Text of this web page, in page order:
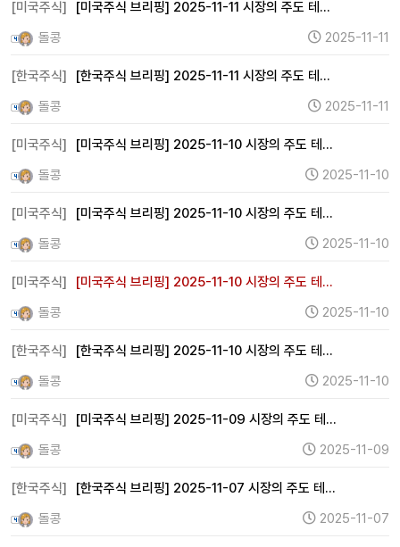
[미국주식]
[미국주식 브리핑] 2025-11-11 시장의 주도 테…
돌콩
2025-11-11
[한국주식]
[한국주식 브리핑] 2025-11-11 시장의 주도 테…
돌콩
2025-11-11
[미국주식]
[미국주식 브리핑] 2025-11-10 시장의 주도 테…
돌콩
2025-11-10
[미국주식]
[미국주식 브리핑] 2025-11-10 시장의 주도 테…
돌콩
2025-11-10
[미국주식]
[미국주식 브리핑] 2025-11-10 시장의 주도 테…
돌콩
2025-11-10
[한국주식]
[한국주식 브리핑] 2025-11-10 시장의 주도 테…
돌콩
2025-11-10
[미국주식]
[미국주식 브리핑] 2025-11-09 시장의 주도 테…
돌콩
2025-11-09
[한국주식]
[한국주식 브리핑] 2025-11-07 시장의 주도 테…
돌콩
2025-11-07